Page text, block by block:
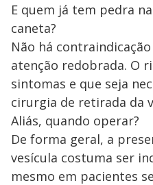
E quem já tem pedra
caneta?
Não há
atenção redobrada. O
sintomas e que seja
cirurgia de retirada da
Aliás, quando operar?
De forma geral, a
vesícula costuma ser
mesmo em pacientes